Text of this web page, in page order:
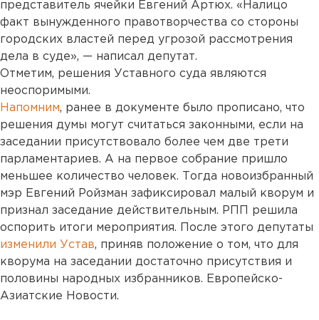
представитель ячейки Евгений Артюх. «Налицо
факт вынужденного правотворчества со стороны
городских властей перед угрозой рассмотрения
дела в суде», — написал депутат.
Отметим, решения Уставного суда являются
неоспоримыми.
Напомним, ранее в документе было прописано, что
решения думы могут считаться законными, если на
заседании присутствовало более чем две трети
парламентариев. А на первое собрание пришло
меньшее количество человек. Тогда новоизбранный
мэр Евгений Ройзман зафиксировал малый кворум и
признал заседание действительным. РПП решила
оспорить итоги мероприятия. После этого депутаты
изменили Устав, приняв положение о том, что для
кворума на заседании достаточно присутствия и
половины народных избранников. Европейско-
Азиатские Новости.